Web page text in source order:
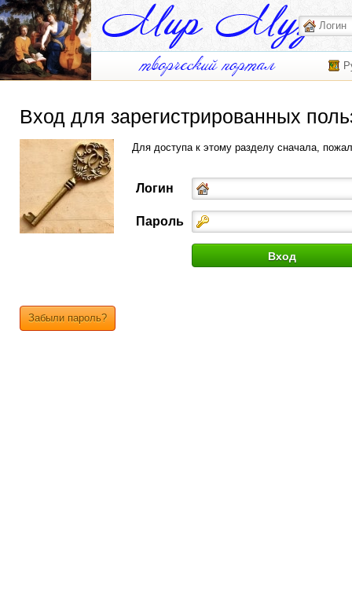
Вход для зарегистрированных
Для доступа к этому разделу сначала,
Логин
Пароль
Забыли пароль?